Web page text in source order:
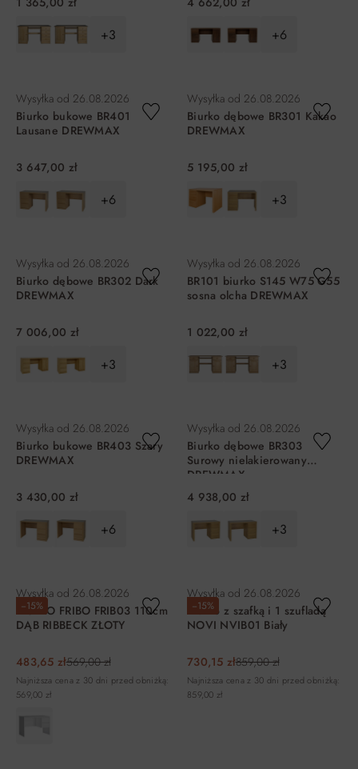
+3 +6
Wysyłka od 26.08.2026
Biurko bukowe BR401
Lausane DREWMAX
3 647,00 zł
+6
Wysyłka od 26.08.2026
Biurko dębowe BR301 Kakao
DREWMAX
5 195,00 zł
+3
Wysyłka od 26.08.2026
Biurko dębowe BR302 Dark
DREWMAX
7 006,00 zł
+3
Wysyłka od 26.08.2026
BR101 biurko S145 W75 G55
sosna olcha DREWMAX
1 022,00 zł
+3
Wysyłka od 26.08.2026
Biurko bukowe BR403 Szary
DREWMAX
3 430,00 zł
+6
Wysyłka od 26.08.2026
Biurko dębowe BR303
Surowy nielakierowany
DREWMAX
4 938,00 zł
+3
−15%
Wysyłka od 26.08.2026
BIURKO FRIBO FRIB03 110cm
DĄB RIBBECK ZŁOTY
483,65 zł569,00 zł
Najniższa cena z 30 dni przed obniżką:
569,00 zł
−15%
Wysyłka od 26.08.2026
Biurko z szafką i 1 szufladą
NOVI NVIB01 Biały
730,15 zł859,00 zł
Najniższa cena z 30 dni przed obniżką:
859,00 zł